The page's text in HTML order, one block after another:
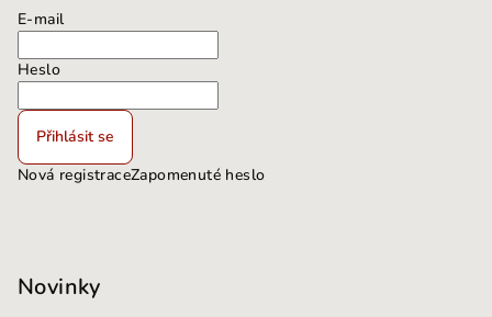
E-mail
Heslo
Přihlásit se
Nová registraceZapomenuté heslo
Novinky